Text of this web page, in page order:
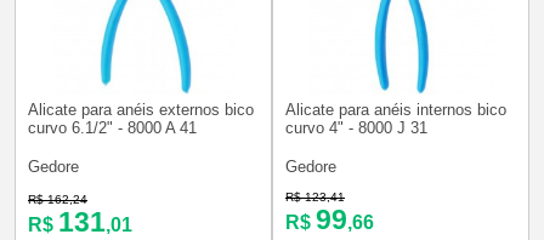
Alicate para anéis externos bico
curvo 6.1/2" - 8000 A 41
Gedore
R$ 162,24
R$ 131,01
Alicate para anéis internos bico
curvo 4" - 8000 J 31
Gedore
R$ 123,41
R$ 99,66